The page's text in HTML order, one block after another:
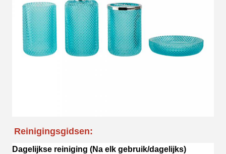
Reinigingsgidsen:
Dagelijkse reiniging (Na elk gebruik/dagelijks)